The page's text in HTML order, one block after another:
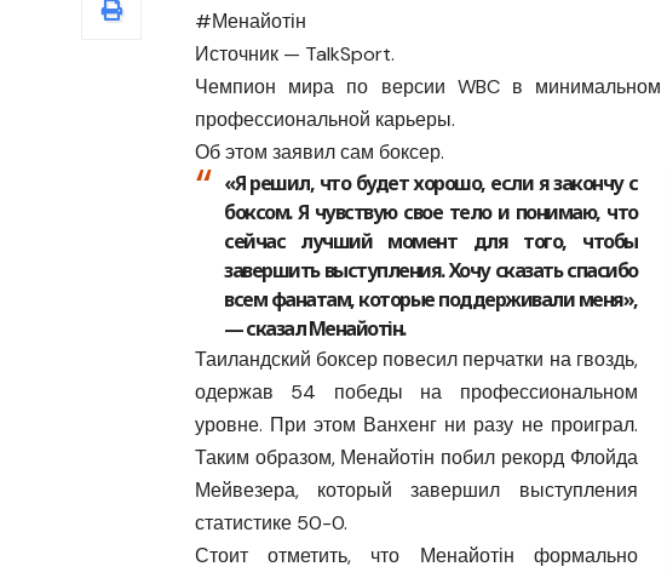
#Менайотін
Источник — TalkSport.
Чемпион мира по версии WBC в
профессиональной карьеры.
Об этом заявил сам боксер.
«Я решил, что будет хорошо, если я закончу с
боксом. Я чувствую свое тело и понимаю, что
сейчас лучший момент для того, чтобы
завершить выступления. Хочу сказать спасибо
всем фанатам, которые поддерживали меня»,
— сказал Менайотін.
Таиландский боксер повесил перчатки на гвоздь,
одержав 54 победы на профессиональном
уровне. При этом Ванхенг ни разу не проиграл.
Таким образом, Менайотін побил рекорд Флойда
Мейвезера, который завершил выступления
статистике 50-0.
Стоит отметить, что Менайотін формально